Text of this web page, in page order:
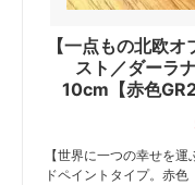
【一点もの北欧
スト／ダーラ
10cm【赤色
【世界に一つの幸せを
ドペイントタイプ。赤